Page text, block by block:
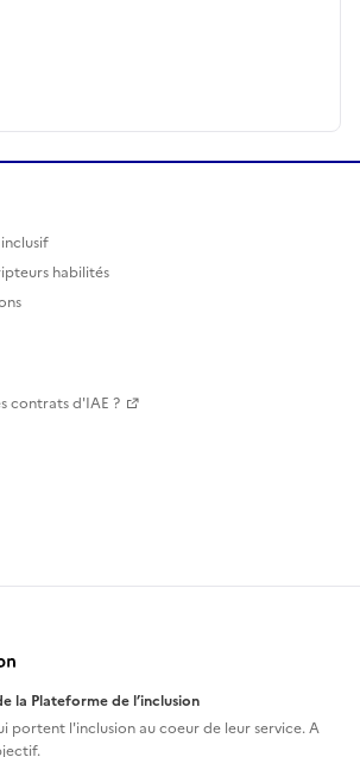
habilités
contrats d'IAE ?
la Plateforme de l’inclusion
portent l'inclusion aucoeur de leur service. A